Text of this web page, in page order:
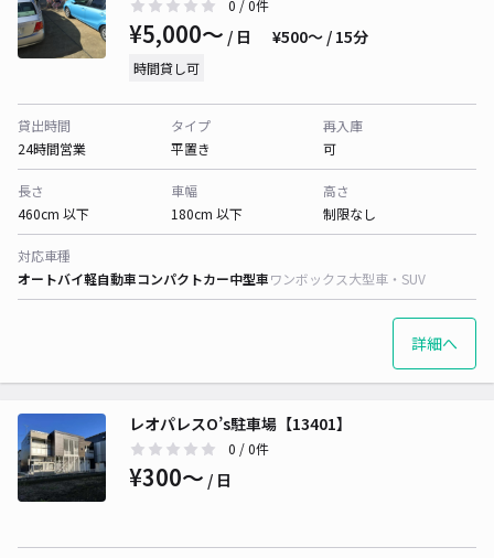
0 / 0件
¥5,000〜 / 日 ¥500〜 / 15分
時間貸し可
貸出時間
24時間営業
タイプ
平置き
再入庫
可
長さ
460cm 以下
車幅
180cm 以下
高さ
制限なし
対応車種
オートバイ軽自動車コンパクトカー中型車ワンボックス大型車・SUV
詳細へ
レオパレスO’s駐車場【13401】
0 / 0件
¥300〜 / 日